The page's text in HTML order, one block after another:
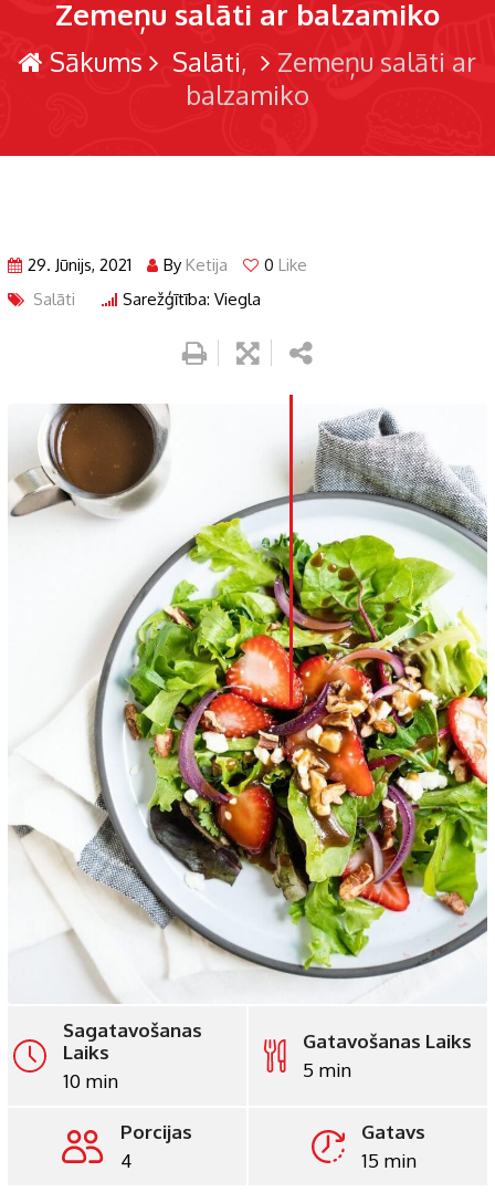
Zemeņu salāti ar balzamiko
Sākums Salāti
Zemeņu salāti ar
balzamiko
29. Jūnijs, 2021 By Ketija 0 Like
Salāti
Sarežģītība: Viegla
LinkedIn
Whatsapp
Pinterest
Print
Sagatavošanas
Laiks
10 min
Gatavošanas Laiks
5 min
Porcijas
4
Gatavs
15 min